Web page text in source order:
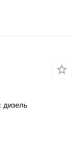
дизель